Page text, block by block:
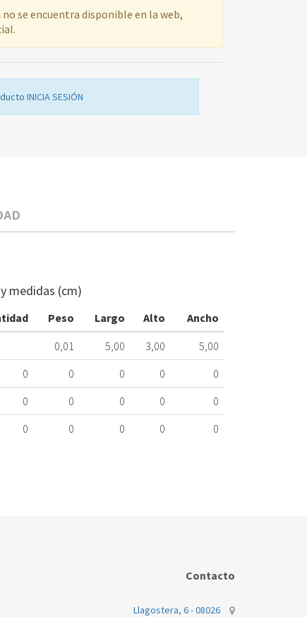
se encuentra disponible en la web,
INICIA SESIÓN
medidas (cm)
Peso Largo Alto
Ancho
0,01 5,00 3,00
5,00
0 0 0 0
0
0 0 0 0
0
0 0 0 0 0
Contacto
Llagostera, 6 - 08026